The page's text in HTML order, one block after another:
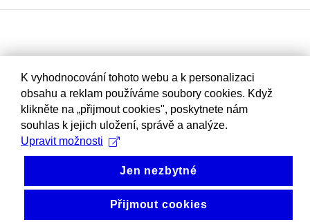
K vyhodnocování tohoto webu a k personalizaci
obsahu a reklam používáme soubory cookies. Když
klikněte na „přijmout cookies", poskytnete nám
souhlas k jejich uložení, správě a analýze.
Upravit možnosti
Jen nezbytné
Přijmout cookies